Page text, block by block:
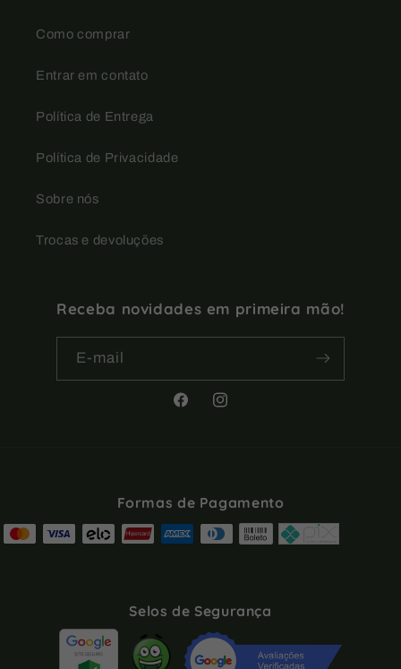
Como comprar
Entrar em contato
Política de Entrega
Política de Privacidade
Sobre nós
Trocas e devoluções
Receba novidades em primeira mão!
E-mail
FacebookInstagram
Formas de Pagamento
Selos de Segurança